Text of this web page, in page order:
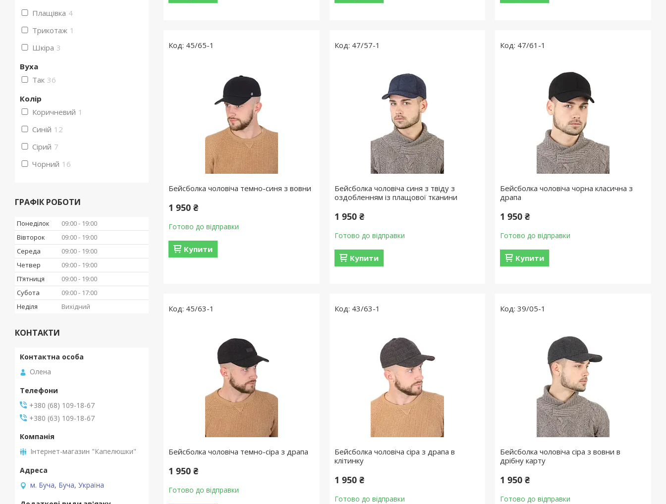
45/65-1
Бейсболка чоловіча темно-синя з вовни
1 950 ₴
Готово до відправки
Купити
47/57-1
Бейсболка чоловіча синя з твіду з
оздобленням із плащової тканини
1 950 ₴
Готово до відправки
Купити
47/61-1
Бейсболка чоловіча чорна класична з
драпа
1 950 ₴
Готово до відправки
Купити
45/63-1
Бейсболка чоловіча темно-сіра з драпа
1 950 ₴
Готово до відправки
43/63-1
Бейсболка чоловіча сіра з драпа в
клітинку
1 950 ₴
Готово до відправки
39/05-1
Бейсболка чоловіча сіра з вовни в
дрібну карту
1 950 ₴
Готово до відправки
Плащівка 4
Трикотаж 1
Шкіра 3
Вуха
Так 36
Колір
Коричневий 1
Синій 12
Сірий 7
Чорний 16
ГРАФІК РОБОТИ
Понеділок 09:00
19:00
Вівторок
09:00
19:00
Середа
09:00
19:00
Четвер
09:00
19:00
Пʼятниця
09:00
19:00
Субота
09:00
17:00
Неділя
Вихідний
КОНТАКТИ
Олена
+380 (68) 109-18-67
+380 (63) 109-18-67
Інтернет-магазин "Капелюшки"
м. Буча, Буча, Україна